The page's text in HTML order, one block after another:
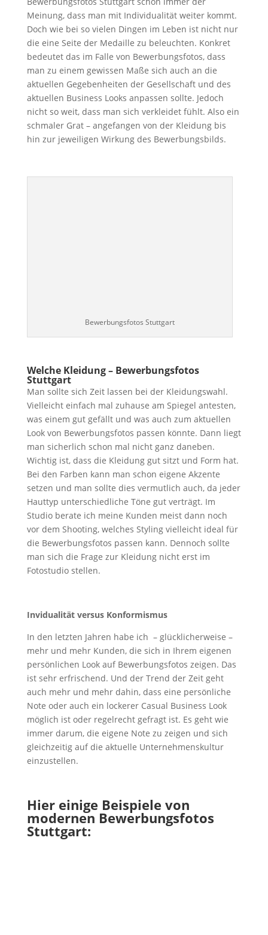
Meinung, dass man mit Individualität weiter kommt.
Doch wie bei so vielen Dingen im Leben ist nicht nur
die eine Seite der Medaille zu beleuchten. Konkret
bedeutet das im Falle von Bewerbungsfotos, dass
man zu einem gewissen Maße sich auch an die
aktuellen Gegebenheiten der Gesellschaft und des
aktuellen Business Looks anpassen sollte. Jedoch
nicht so weit, dass man sich verkleidet fühlt. Also ein
schmaler Grat – angefangen von der Kleidung bis
hin zur jeweiligen Wirkung des Bewerbungsbilds.
Bewerbungsfotos Stuttgart
Welche Kleidung – Bewerbungsfotos
Stuttgart
Man sollte sich Zeit lassen bei der Kleidungswahl.
Vielleicht einfach mal zuhause am Spiegel antesten,
was einem gut gefällt und was auch zum aktuellen
Look von Bewerbungsfotos passen könnte. Dann liegt
man sicherlich schon mal nicht ganz daneben.
Wichtig ist, dass die Kleidung gut sitzt und Form hat.
Bei den Farben kann man schon eigene Akzente
setzen und man sollte dies vermutlich auch, da jeder
Hauttyp unterschiedliche Töne gut verträgt. Im
Studio berate ich meine Kunden meist dann noch
vor dem Shooting, welches Styling vielleicht ideal für
die Bewerbungsfotos passen kann. Dennoch sollte
man sich die Frage zur Kleidung nicht erst im
Fotostudio stellen.
Invidualität versus Konformismus
In den letzten Jahren habe ich – glücklicherweise –
mehr und mehr Kunden, die sich in Ihrem eigenen
persönlichen Look auf Bewerbungsfotos zeigen. Das
ist sehr erfrischend. Und der Trend der Zeit geht
auch mehr und mehr dahin, dass eine persönliche
Note oder auch ein lockerer Casual Business Look
möglich ist oder regelrecht gefragt ist. Es geht wie
immer darum, die eigene Note zu zeigen und sich
gleichzeitig auf die aktuelle Unternehmenskultur
einzustellen.
Hier einige Beispiele von
modernen Bewerbungsfotos
Stuttgart: